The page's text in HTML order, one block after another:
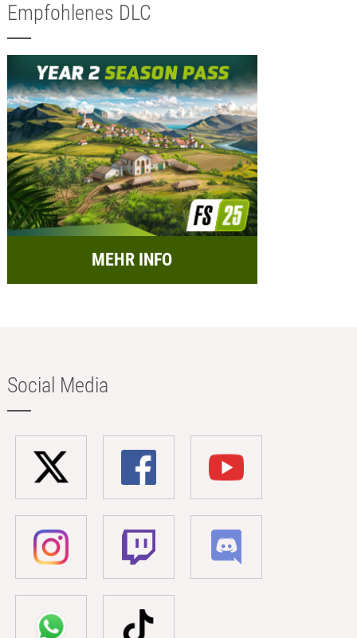
Empfohlenes DLC
MEHR INFO
Social Media